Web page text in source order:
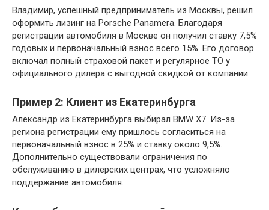
Владимир, успешный предприниматель из Москвы, решил
оформить лизинг на Porsche Panamera. Благодаря
регистрации автомобиля в Москве он получил ставку 7,5%
годовых и первоначальный взнос всего 15%. Его договор
включал полный страховой пакет и регулярное ТО у
официального дилера с выгодной скидкой от компании.
Пример 2: Клиент из Екатеринбурга
Александр из Екатеринбурга выбирал BMW X7. Из-за
региона регистрации ему пришлось согласиться на
первоначальный взнос в 25% и ставку около 9,5%.
Дополнительно существовали ограничения по
обслуживанию в дилерских центрах, что усложняло
поддержание автомобиля.